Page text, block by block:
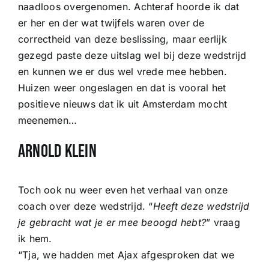
naadloos overgenomen. Achteraf hoorde ik dat
er her en der wat twijfels waren over de
correctheid van deze beslissing, maar eerlijk
gezegd paste deze uitslag wel bij deze wedstrijd
en kunnen we er dus wel vrede mee hebben.
Huizen weer ongeslagen en dat is vooral het
positieve nieuws dat ik uit Amsterdam mocht
meenemen…
Arnold Klein
Toch ook nu weer even het verhaal van onze
coach over deze wedstrijd. “Heeft deze wedstrijd
je gebracht wat je er mee beoogd hebt?” vraag
ik hem.
“Tja, we hadden met Ajax afgesproken dat we